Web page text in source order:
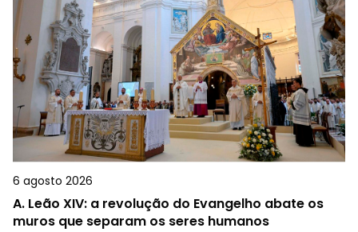
6 agosto 2026
A. Leão XIV: a revolução do Evangelho abate os
muros que separam os seres humanos